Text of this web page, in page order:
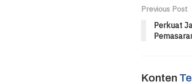
Previous Post
Perkuat
Konten